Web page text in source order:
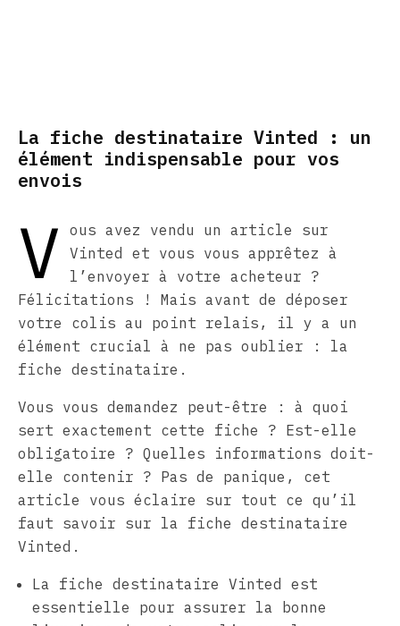
La fiche destinataire Vinted : un
élément indispensable pour vos
envois
V
ous avez vendu un article sur
Vinted et vous vous apprêtez à
l’envoyer à votre acheteur ?
Félicitations ! Mais avant de déposer
votre colis au point relais, il y a un
élément crucial à ne pas oublier : la
fiche destinataire.
Vous vous demandez peut-être : à quoi
sert exactement cette fiche ? Est-elle
obligatoire ? Quelles informations doit-
elle contenir ? Pas de panique, cet
article vous éclaire sur tout ce qu’il
faut savoir sur la fiche destinataire
Vinted.
La fiche destinataire Vinted est
essentielle pour assurer la bonne